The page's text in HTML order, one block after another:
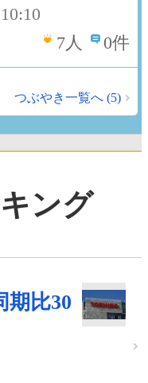
7人 0件
つぶやき一覧へ (5)
ング
期比30